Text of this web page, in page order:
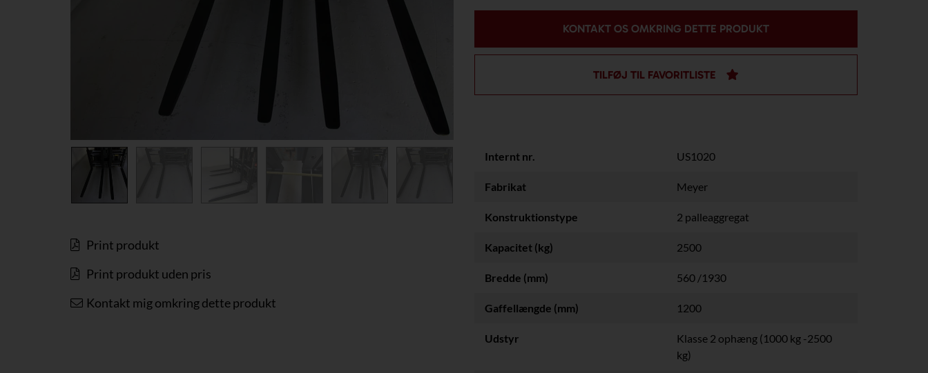
Print produkt
Print produkt uden pris
Kontakt mig omkring dette produkt
KONTAKT OS OMKRING DETTE PRODUKT
TILFØJ TIL FAVORITLISTE
Internt nr. US1020
Fabrikat Meyer
Konstruktionstype 2 palleaggregat
Kapacitet (kg) 2500
Bredde (mm) 560 /1930
Gaffellængde (mm) 1200
Udstyr
Klasse 2 ophæng (1000 kg -2500
kg)